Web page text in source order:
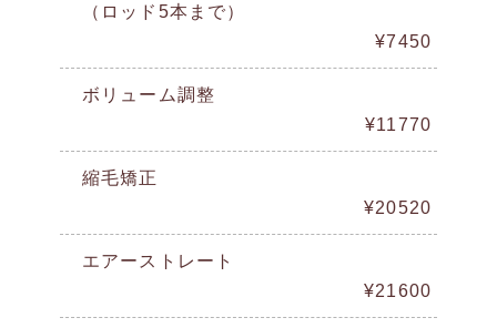
（ロッド5本まで）
¥7450
ボリューム調整
¥11770
縮毛矯正
¥20520
エアーストレート
¥21600